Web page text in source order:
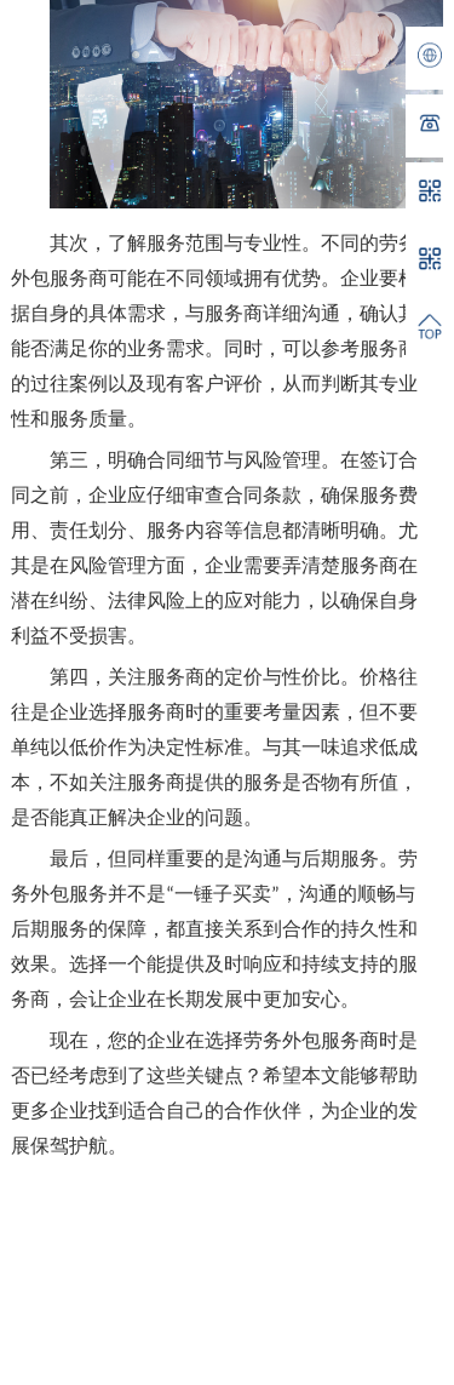
其次，了解服务范围与专业性。不同的劳务
外包服务商可能在不同领域拥有优势。企业要根
据自身的具体需求，与服务商详细沟通，确认其
能否满足你的业务需求。同时，可以参考服务商
的过往案例以及现有客户评价，从而判断其专业
性和服务质量。
第三，明确合同细节与风险管理。在签订合
同之前，企业应仔细审查合同条款，确保服务费
用、责任划分、服务内容等信息都清晰明确。尤
其是在风险管理方面，企业需要弄清楚服务商在
潜在纠纷、法律风险上的应对能力，以确保自身
利益不受损害。
第四，关注服务商的定价与性价比。价格往
往是企业选择服务商时的重要考量因素，但不要
单纯以低价作为决定性标准。与其一味追求低成
本，不如关注服务商提供的服务是否物有所值，
是否能真正解决企业的问题。
最后，但同样重要的是沟通与后期服务。劳
务外包服务并不是“一锤子买卖” ，沟通的顺畅与
后期服务的保障，都直接关系到合作的持久性和
效果。选择一个能提供及时响应和持续支持的服
务商，会让企业在长期发展中更加安心。
现在，您的企业在选择劳务外包服务商时是
否已经考虑到了这些关键点？希望本文能够帮助
更多企业找到适合自己的合作伙伴，为企业的发
展保驾护航。